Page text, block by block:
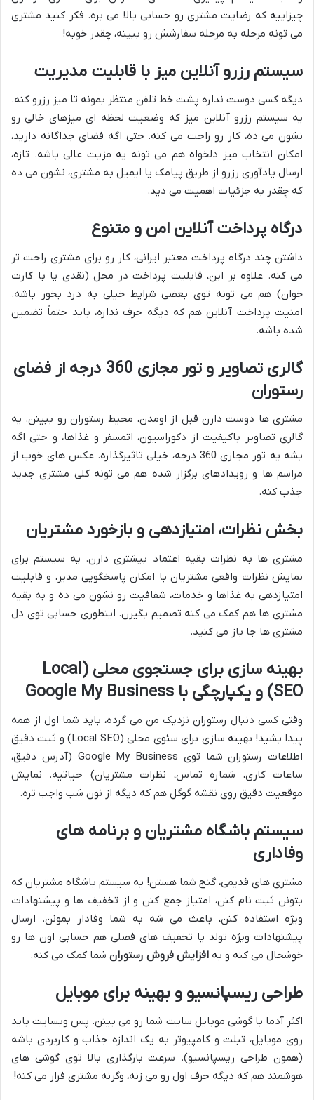
چیزاییه که رضایت مشتری رو حسابی بالا می بره. فکر کنید مشتری
می تونه مرحله به مرحله سفارشش رو ببینه، چقدر خوبه!
سیستم رزرو آنلاین میز با قابلیت مدیریت
دیگه کسی دوست نداره پشت خط تلفن منتظر بمونه تا میز رزرو کنه.
یه سیستم رزرو آنلاین میز که وضعیت لحظه ای میزهای خالی رو
نشون می ده، کار رو راحت می کنه. حتی اگه فضای جداگانه دارید،
امکان انتخاب میز دلخواه هم می تونه یه مزیت عالی باشه. تازه،
ارسال یادآوری رزرو از طریق پیامک یا ایمیل به مشتری، نشون می ده
که چقدر به جزئیات اهمیت می دید.
درگاه پرداخت آنلاین امن و متنوع
داشتن چند درگاه پرداخت معتبر ایرانی، کار رو برای مشتری راحت تر
می کنه. علاوه بر این، قابلیت پرداخت در محل (نقدی یا با کارت
خوان) هم می تونه توی بعضی شرایط خیلی به درد بخور باشه.
امنیت پرداخت آنلاین هم که دیگه حرف نداره، باید حتماً تضمین
شده باشه.
گالری تصاویر و تور مجازی 360 درجه از فضای
رستوران
مشتری ها دوست دارن قبل از اومدن، محیط رستوران رو ببینن. یه
گالری تصاویر باکیفیت از دکوراسیون، اتمسفر و غذاها، و حتی اگه
بشه یه تور مجازی 360 درجه، خیلی تاثیرگذاره. عکس های خوب از
مراسم ها و رویدادهای برگزار شده هم می تونه کلی مشتری جدید
جذب کنه.
بخش نظرات، امتیازدهی و بازخورد مشتریان
مشتری ها به نظرات بقیه اعتماد بیشتری دارن. یه سیستم برای
نمایش نظرات واقعی مشتریان با امکان پاسخگویی مدیر، و قابلیت
امتیازدهی به غذاها و خدمات، شفافیت رو نشون می ده و به بقیه
مشتری ها هم کمک می کنه تصمیم بگیرن. اینطوری حسابی توی دل
مشتری ها جا باز می کنید.
بهینه سازی برای جستجوی محلی (Local
SEO) و یکپارچگی با Google My Business
وقتی کسی دنبال رستوران نزدیک من می گرده، باید شما اول از همه
پیدا بشید! بهینه سازی برای سئوی محلی (Local SEO) و ثبت دقیق
اطلاعات رستوران شما توی Google My Business (آدرس دقیق،
ساعات کاری، شماره تماس، نظرات مشتریان) حیاتیه. نمایش
موقعیت دقیق روی نقشه گوگل هم که دیگه از نون شب واجب تره.
سیستم باشگاه مشتریان و برنامه های
وفاداری
مشتری های قدیمی، گنج شما هستن! یه سیستم باشگاه مشتریان که
بتونن ثبت نام کنن، امتیاز جمع کنن و از تخفیف ها و پیشنهادات
ویژه استفاده کنن، باعث می شه به شما وفادار بمونن. ارسال
پیشنهادات ویژه تولد یا تخفیف های فصلی هم حسابی اون ها رو
خوشحال می کنه و به افزایش فروش رستوران شما کمک می کنه.
طراحی ریسپانسیو و بهینه برای موبایل
اکثر آدما با گوشی موبایل سایت شما رو می بینن. پس وبسایت باید
روی موبایل، تبلت و کامپیوتر به یک اندازه جذاب و کاربردی باشه
(همون طراحی ریسپانسیو). سرعت بارگذاری بالا توی گوشی های
هوشمند هم که دیگه حرف اول رو می زنه، وگرنه مشتری فرار می کنه!